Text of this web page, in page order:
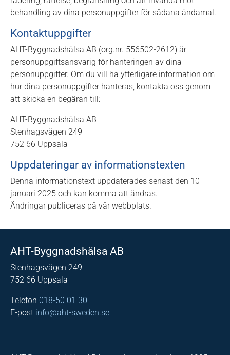
behandling av dina personuppgifter för sådana ändamål.
Kontaktuppgifter
AHT-Byggnadshälsa AB (org.nr. 556502-2612) är
personuppgiftsansvarig för hanteringen av dina
personuppgifter. Om du vill ha ytterligare information om
hur dina personuppgifter hanteras, kontakta oss genom
att skicka en begäran till:
AHT-Byggnadshälsa AB
Stenhagsvägen 249
752 66 Uppsala
Uppdateringar av informationstexten
Denna informationstext uppdaterades senast den 10
januari 2025 och kan komma att ändras.
Ändringar publiceras på vår webbplats.
AHT-Byggnadshälsa AB
Stenhagsvägen 249
752 66 Uppsala
Telefon 018-50 01 30
E-post info@aht-sweden.se